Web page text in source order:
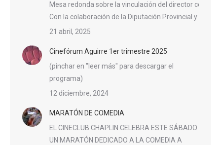
Mesa redonda sobre la vinculación del director con la
Con la colaboración de la Diputación Provincial y el
21 abril, 2025
Cinefórum Aguirre 1er trimestre 2025
(pinchar en "leer más" para descargar el
programa)
12 diciembre, 2024
MARATÓN DE COMEDIA
EL CINECLUB CHAPLIN CELEBRA ESTE SÁBADO
UN MARATÓN DEDICADO A LA COMEDIA A